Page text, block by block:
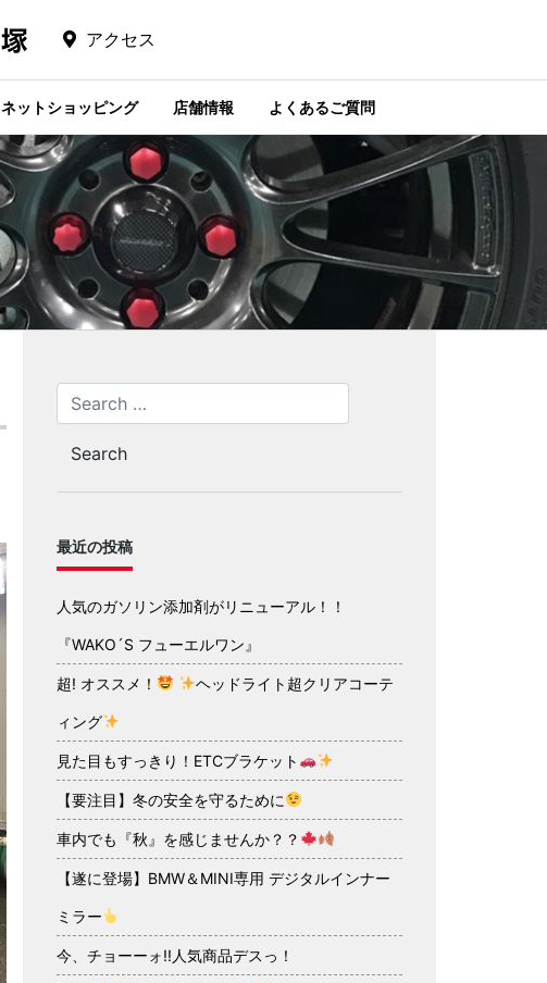
アクセス
ネットショッピング 店舗情報 よくあるご質問
最近の投稿
人気のガソリン添加剤がリニューアル！！
『WAKO´S フューエルワン』
超! オススメ！ ヘッドライト超クリアコーテ
ィング
見た目もすっきり！ETCブラケット
【要注目】冬の安全を守るために
車内でも『秋』を感じませんか？？
【遂に登場】BMW＆MINI専用 デジタルインナー
ミラー
今、チョーーォ!!人気商品デスっ！